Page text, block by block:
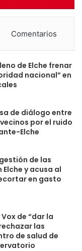
Comentarios
de Elche frenar
nacional” en
de diálogo entre
por el ruido
Elche
de las
y acusa al
en gasto
Vox de “dar la
las
de salud de